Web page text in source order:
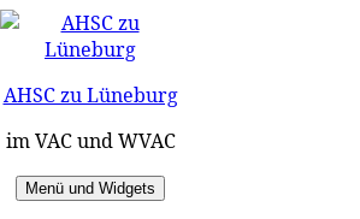
AHSC zu Lüneburg
im VAC und WVAC
Menü und Widgets